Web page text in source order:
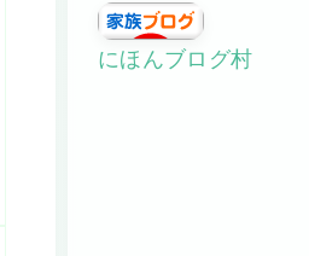
にほんブログ村